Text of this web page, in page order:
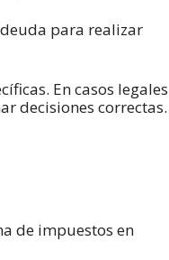
para realizar
En casos legales
decisiones correctas.
de impuestos en